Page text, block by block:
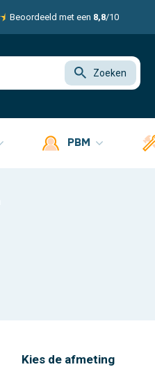
Beoordeeld met een 8,8/10
Zoeken
PBM
Kies de afmeting